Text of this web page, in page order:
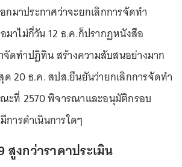
กมาประกาศว่าจะยกเลิกการจัดทำ
าไม่กี่วัน 12 ธ.ค.ก็ปรากฏหนังสือ
ดทำปฏิทิน สร้างความสับสนอย่างมาก
20 ธ.ค. สปส.ยืนยันว่ายกเลิกการจัดทำ
ะที่ 2570 พิจารณาและอนุมัติกรอบ
การดำเนินการใดๆ
สูงกว่าราคาประเมิน